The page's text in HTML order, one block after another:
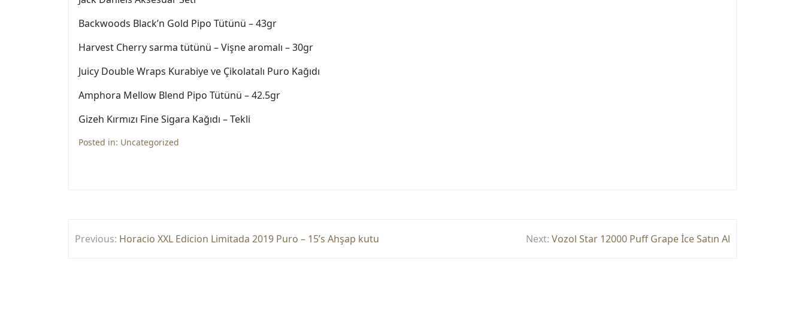
Backwoods Black’n Gold Pipo Tütünü – 43gr
Harvest Cherry sarma tütünü – Vişne aromalı – 30gr
Juicy Double Wraps Kurabiye ve Çikolatalı Puro Kağıdı
Amphora Mellow Blend Pipo Tütünü – 42.5gr
Gizeh Kırmızı Fine Sigara Kağıdı – Tekli
Posted in: Uncategorized
Yazı
Previous: Horacio XXL Edicion Limitada 2019 Puro – 15’s Ahşap kutu Next: Vozol Star 12000 Puff Grape İce Satın Al